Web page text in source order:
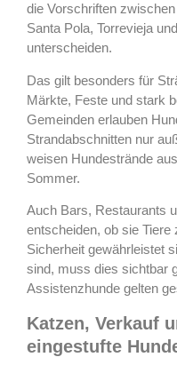
die Vorschriften
Santa Pola, Torrevieja
unterscheiden.
Das gilt besonders für
Märkte, Feste und stark
Gemeinden erlauben
Strandabschnitten nur
weisen Hundestrände
Sommer.
Auch Bars, Restaurants
entscheiden, ob sie
Sicherheit gewährleistet
sind, muss dies sichtbar
Assistenzhunde gelten
Katzen, Verkauf
eingestufte